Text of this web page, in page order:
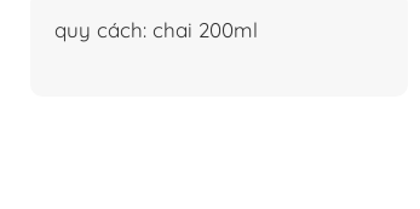
quy cách: chai 200ml